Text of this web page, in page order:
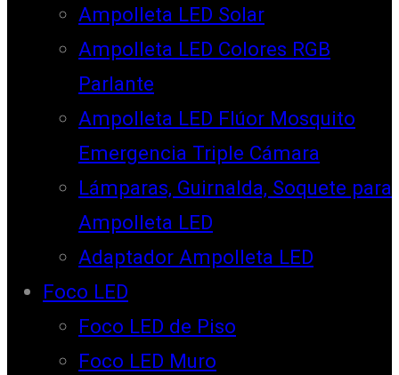
Ampolleta LED Solar
Ampolleta LED Colores RGB
Parlante
Ampolleta LED Flúor Mosquito
Emergencia Triple Cámara
Lámparas, Guirnalda, Soquete para
Ampolleta LED
Adaptador Ampolleta LED
Foco LED
Foco LED de Piso
Foco LED Muro